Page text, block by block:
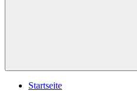
Startseite